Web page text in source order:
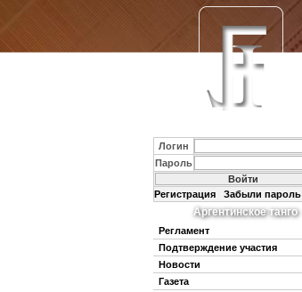
Логин
Пароль
Регистрация Забыли пароль
Аргентинское танго
Регламент
Подтверждение участия
Новости
Газета